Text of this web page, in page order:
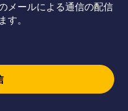
メールによる通信の配信
す。